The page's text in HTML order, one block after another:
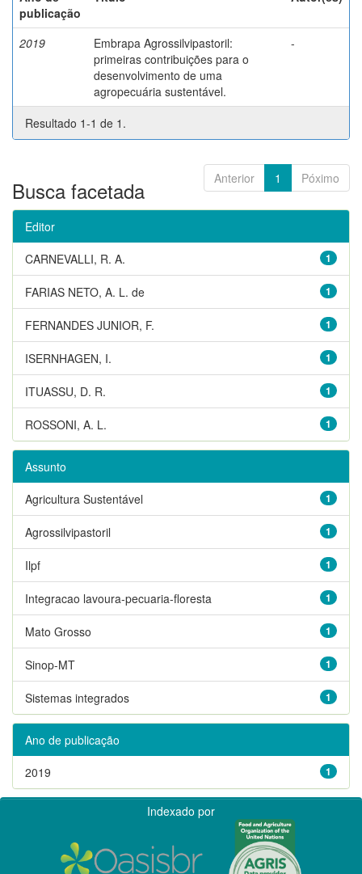
publicação
2019
Embrapa Agrossilvipastoril:
primeiras contribuições para o
desenvolvimento de uma
agropecuária sustentável.
-
Resultado 1-1 de 1.
Anterior 1 Póximo
Busca facetada
Editor
1
CARNEVALLI, R. A.
1
FARIAS NETO, A. L. de
1
FERNANDES JUNIOR, F.
1
ISERNHAGEN, I.
1
ITUASSU, D. R.
1
ROSSONI, A. L.
Assunto
1
Agricultura Sustentável
1
Agrossilvipastoril
1
Ilpf
1
Integracao lavoura-pecuaria-floresta
1
Mato Grosso
1
Sinop-MT
1
Sistemas integrados
Ano de publicação
1
2019
Indexado por